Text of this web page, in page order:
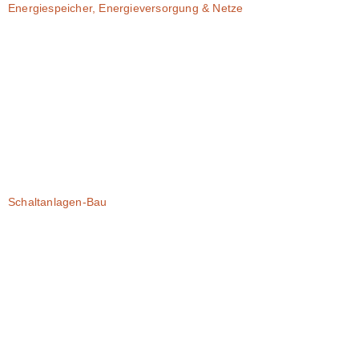
Energiespeicher, Energieversorgung & Netze
Schaltanlagen-Bau